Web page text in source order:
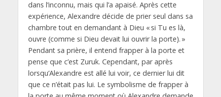
dans l’inconnu, mais qui l’a apaisé. Après cette
expérience, Alexandre décide de prier seul dans sa
chambre tout en demandant à Dieu « si Tu es là,
ouvre (comme si Dieu devait lui ouvrir la porte). »
Pendant sa prière, il entend frapper à la porte et
pense que c’est Zuruk. Cependant, par après
lorsqu’Alexandre est allé lui voir, ce dernier lui dit
que ce n’était pas lui. Le symbolisme de frapper à